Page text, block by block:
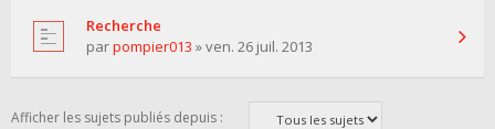
Recherche
parpompier013 » ven. 26 juil. 2013
Afficher les sujets publiés depuis :